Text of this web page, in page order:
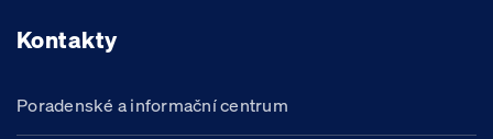
Kontakty
Poradenské a informační centrum